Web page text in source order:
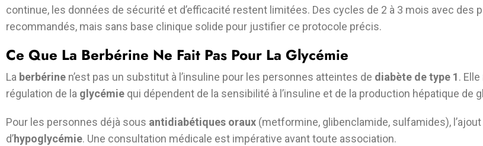
continue, les données de sécurité et d’efficacité restent limitées. Des cycles de 2 à 3 mois avec des
recommandés, mais sans base clinique solide pour justifier ce protocole précis.
Ce Que La Berbérine Ne Fait Pas Pour La Glycémie
La berbérine n’est pas un substitut à l’insuline pour les personnes atteintes de diabète de type 1.
régulation de la glycémie qui dépendent de la sensibilité à l’insuline et de la production hépatique de
Pour les personnes déjà sous antidiabétiques oraux (metformine, glibenclamide, sulfamides), l’ajout
d’hypoglycémie. Une consultation médicale est impérative avant toute association.